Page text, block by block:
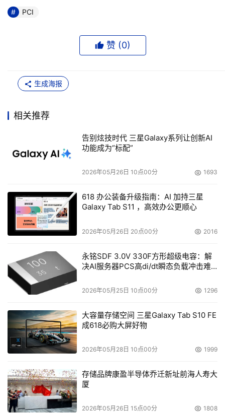
PCI
赞 (0)
生成海报
相关推荐
告别炫技时代 三星Galaxy系列让创新AI
功能成为“标配”
2026年05月26日 10点00分 1693
618 办公装备升级指南：AI 加持三星
Galaxy Tab S11 ，高效办公更顺心
2026年05月26日 20点00分 2016
永铭SDF 3.0V 330F方形超级电容：解
决AI服务器PCS高di/dt瞬态负载冲击难
2026年05月25日 10点00分 1296
大容量存储空间 三星Galaxy Tab S10 FE
成618必购大屏好物
2026年05月28日 10点00分 1999
存储品牌康盈半导体乔迁新址前海人寿大
厦
2026年05月26日 15点00分 1808